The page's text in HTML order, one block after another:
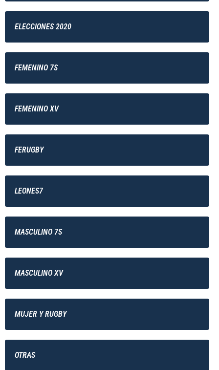
ELECCIONES 2020
FEMENINO 7S
FEMENINO XV
FERUGBY
LEONES7
MASCULINO 7S
MASCULINO XV
MUJER Y RUGBY
OTRAS